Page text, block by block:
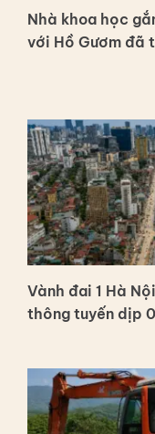
Nhà khoa học
với Hồ Gươm đã
Vành đai 1 Hà
thông tuyến dịp